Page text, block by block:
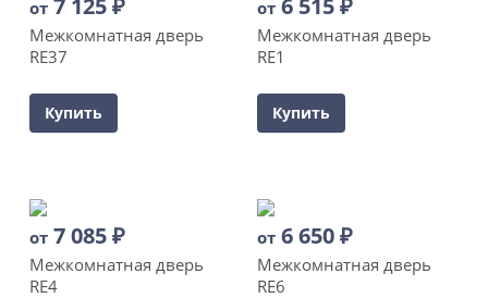
от
Межкомнатная дверь
RE37
Купить
от
Межкомнатная дверь
RE1
Купить
от 7 085₽
Межкомнатная дверь
RE4
от 6 650₽
Межкомнатная дверь
RE6